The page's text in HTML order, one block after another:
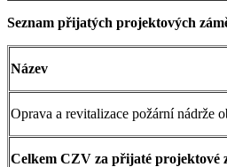
Seznam přijatých projektových
Název
Oprava a revitalizace požární nádrže
Celkem CZV za přijaté projektové